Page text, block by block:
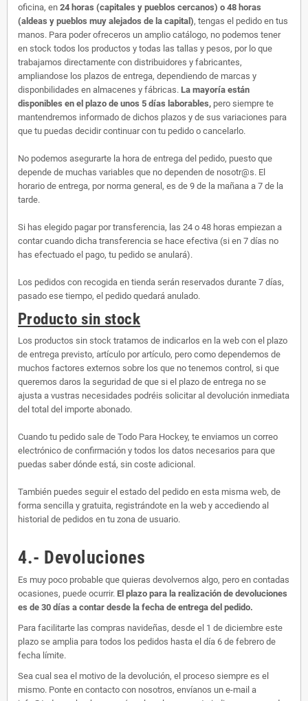
oficina, en 24 horas (capitales y pueblos cercanos) o 48 horas
(aldeas y pueblos muy alejados de la capital), tengas el pedido en tus
manos. Para poder ofreceros un amplio catálogo, no podemos tener
en stock todos los productos y todas las tallas y pesos, por lo que
trabajamos directamente con distribuidores y fabricantes,
ampliandose los plazos de entrega, dependiendo de marcas y
disponbilidades en almacenes y fábricas. La mayoría están
disponibles en el plazo de unos 5 días laborables, pero siempre te
mantendremos informado de dichos plazos y de sus variaciones para
que tu puedas decidir continuar con tu pedido o cancelarlo.
No podemos asegurarte la hora de entrega del pedido, puesto que
depende de muchas variables que no dependen de nosotr@s. El
horario de entrega, por norma general, es de 9 de la mañana a 7 de la
tarde.
Si has elegido pagar por transferencia, las 24 o 48 horas empiezan a
contar cuando dicha transferencia se hace efectiva (si en 7 días no
has efectuado el pago, tu pedido se anulará).
Los pedidos con recogida en tienda serán reservados durante 7 días,
pasado ese tiempo, el pedido quedará anulado.
Producto sin stock
Los productos sin stock tratamos de indicarlos en la web con el plazo
de entrega previsto, artículo por artículo, pero como dependemos de
muchos factores externos sobre los que no tenemos control, si que
queremos daros la seguridad de que si el plazo de entrega no se
ajusta a vustras necesidades podréis solicitar al devolución inmediata
del total del importe abonado.
Cuando tu pedido sale de Todo Para Hockey, te enviamos un correo
electrónico de confirmación y todos los datos necesarios para que
puedas saber dónde está, sin coste adicional.
También puedes seguir el estado del pedido en esta misma web, de
forma sencilla y gratuita, registrándote en la web y accediendo al
historial de pedidos en tu zona de usuario.
4.- Devoluciones
Es muy poco probable que quieras devolvernos algo, pero en contadas
ocasiones, puede ocurrir. El plazo para la realización de devoluciones
es de 30 días a contar desde la fecha de entrega del pedido.
Para facilitarte las compras navideñas, desde el 1 de diciembre este
plazo se amplia para todos los pedidos hasta el día 6 de febrero de
fecha límite.
Sea cual sea el motivo de la devolución, el proceso siempre es el
mismo. Ponte en contacto con nosotros, envíanos un e-mail a